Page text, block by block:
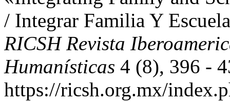
/ Integrar Familia Y
RICSH Revista
Humanísticas 4 (8), 396 -
https://ricsh.org.mx/